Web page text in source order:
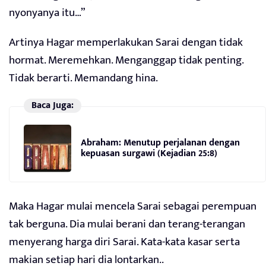
nyonyanya itu…”
Artinya Hagar memperlakukan Sarai dengan tidak
hormat. Meremehkan. Menganggap tidak penting.
Tidak berarti. Memandang hina.
Baca Juga:
Abraham: Menutup perjalanan dengan
kepuasan surgawi (Kejadian 25:8)
Maka Hagar mulai mencela Sarai sebagai perempuan
tak berguna. Dia mulai berani dan terang-terangan
menyerang harga diri Sarai. Kata-kata kasar serta
makian setiap hari dia lontarkan..